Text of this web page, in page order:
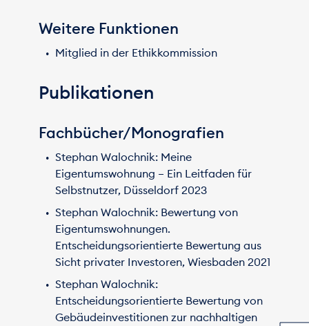
Weitere Funktionen
Mitglied in der Ethikkommission
Publikationen
Fachbücher/Monografien
Stephan Walochnik: Meine
Eigentumswohnung – Ein Leitfaden für
Selbstnutzer, Düsseldorf 2023
Stephan Walochnik: Bewertung von
Eigentumswohnungen.
Entscheidungsorientierte Bewertung aus
Sicht privater Investoren, Wiesbaden 2021
Stephan Walochnik:
Entscheidungsorientierte Bewertung von
Gebäudeinvestitionen zur nachhaltigen